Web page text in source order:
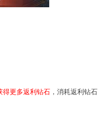
得更多返利钻石 ，消耗返利钻石